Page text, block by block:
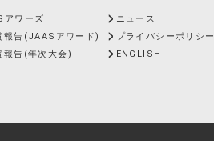
アワーズ
報告(JAASアワード)
報告(年次大会)
ニュース
プライバシーポリシー
ENGLISH